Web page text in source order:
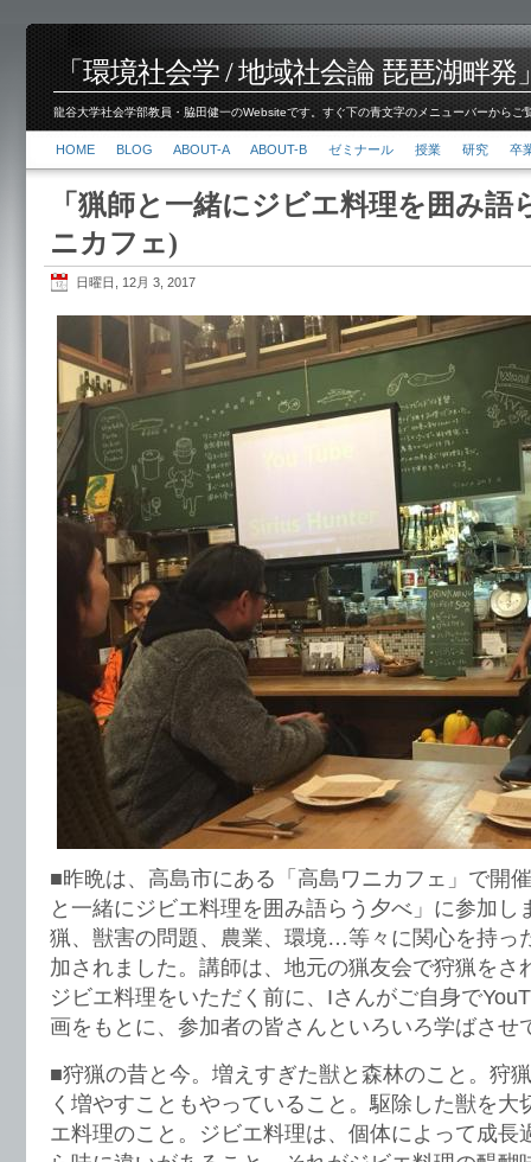
「環境社会学 / 地域社会論 琵琶湖畔発
龍谷大学社会学部教員・脇田健一のWebsiteです。すぐ下の青文字のメニューバーから
HOME BLOG ABOUT-A ABOUT-B ゼミナール 授業 研究 卒
「猟師と一緒にジビエ料理を囲み語
ニカフェ)
日曜日, 12月 3, 2017
■昨晩は、高島市にある「高島ワニカフェ」で開
と一緒にジビエ料理を囲み語らう夕べ」に参加し
猟、獣害の問題、農業、環境…等々に関心を持っ
加されました。講師は、地元の猟友会で狩猟をさ
ジビエ料理をいただく前に、Iさんがご自身で
画をもとに、参加者の皆さんといろいろ学ばさせ
■狩猟の昔と今。増えすぎた獣と森林のこと。狩
く増やすこともやっていること。駆除した獣を大
エ料理のこと。ジビエ料理は、個体によって成長